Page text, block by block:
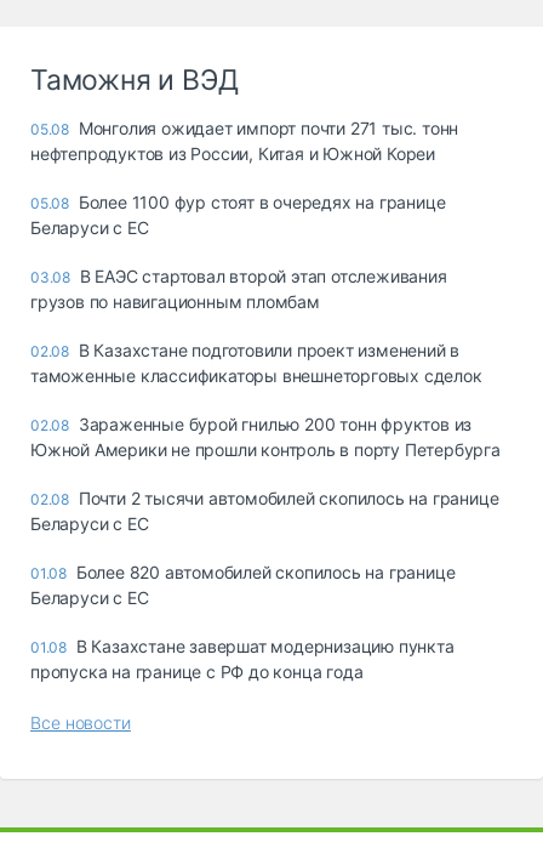
Таможня и ВЭД
05.08 Монголия ожидает импорт почти 271 тыс. тонн
нефтепродуктов из России, Китая и Южной Кореи
05.08 Более 1100 фур стоят в очередях на границе
Беларуси с ЕС
03.08 В ЕАЭС стартовал второй этап отслеживания
грузов по навигационным пломбам
02.08 В Казахстане подготовили проект изменений в
таможенные классификаторы внешнеторговых сделок
02.08 Зараженные бурой гнилью 200 тонн фруктов из
Южной Америки не прошли контроль в порту Петербурга
02.08 Почти 2 тысячи автомобилей скопилось на границе
Беларуси с ЕС
01.08 Более 820 автомобилей скопилось на границе
Беларуси с ЕС
01.08 В Казахстане завершат модернизацию пункта
пропуска на границе с РФ до конца года
Все новости